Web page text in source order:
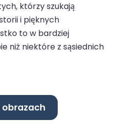
którzy szukają
i pięknych
to w bardziej
niż niektóre z sąsiednich
obrazach